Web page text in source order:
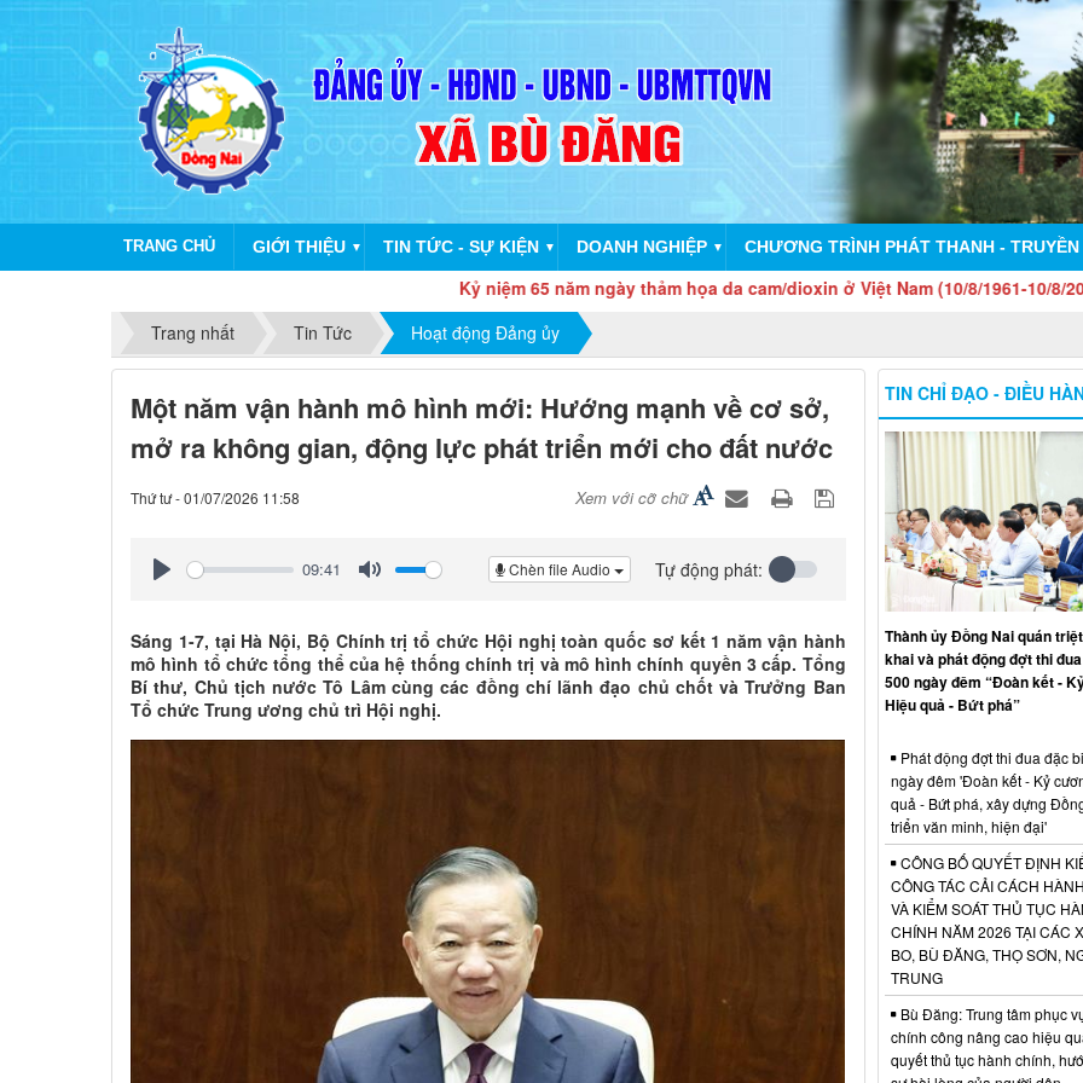
TRANG CHỦ GIỚI THIỆU ▼ TIN TỨC - SỰ KIỆN ▼ DOANH NGHIỆP ▼ CHƯƠNG TRÌNH PHÁT THANH - TRUYỀN
Kỷ niệm 65 năm ngày thảm họa da cam/dioxin ở Việt Nam (10/8/1961-10/8/2026), ngày
Trang nhất
Tin Tức Hoạt động Đảng ủy
Một năm vận hành mô hình mới: Hướng mạnh về cơ sở,
mở ra không gian, động lực phát triển mới cho đất nước
Thứ tư - 01/07/2026 11:58 Xem với cỡ chữ
09:41 Chèn file Audio Tự động phát:
Sáng 1-7, tại Hà Nội, Bộ Chính trị tổ chức Hội nghị toàn quốc sơ kết 1 năm vận hành
mô hình tổ chức tổng thể của hệ thống chính trị và mô hình chính quyền 3 cấp. Tổng
Bí thư, Chủ tịch nước Tô Lâm cùng các đồng chí lãnh đạo chủ chốt và Trưởng Ban
Tổ chức Trung ương chủ trì Hội nghị.
TIN CHỈ ĐẠO - ĐIỀU
Thành ủy Đồng Nai quán
khai và phát động đợt thi
500 ngày đêm “Đoàn kết -
Hiệu quả - Bứt phá”
Phát động đợt thi đua đặc
ngày đêm 'Đoàn kết - Kỷ
quả - Bứt phá, xây dựng
triển văn minh, hiện đại'
CÔNG BỐ QUYẾT ĐỊNH
CÔNG TÁC CẢI CÁCH
VÀ KIỂM SOÁT THỦ TỤC
CHÍNH NĂM 2026 TẠI CÁC
BO, BÙ ĐĂNG, THỌ SƠN,
TRUNG
Bù Đăng: Trung tâm phục
chính công nâng cao hiệu
quyết thủ tục hành chính,